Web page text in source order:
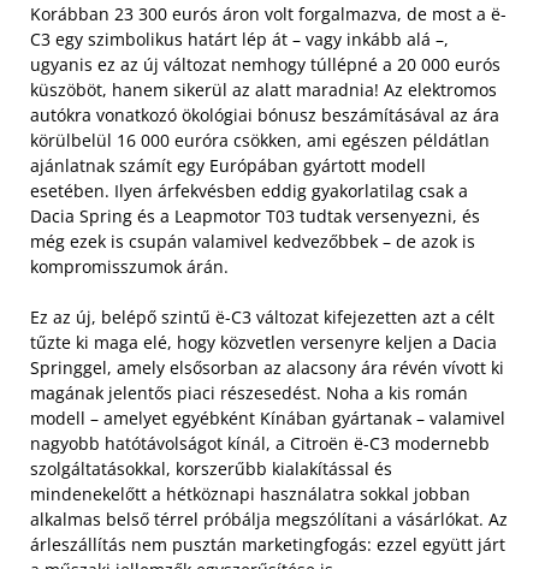
Korábban 23 300 eurós áron volt forgalmazva, de most a ë-
C3 egy szimbolikus határt lép át – vagy inkább alá –,
ugyanis ez az új változat nemhogy túllépné a 20 000 eurós
küszöböt, hanem sikerül az alatt maradnia! Az elektromos
autókra vonatkozó ökológiai bónusz beszámításával az ára
körülbelül 16 000 euróra csökken, ami egészen példátlan
ajánlatnak számít egy Európában gyártott modell
esetében. Ilyen árfekvésben eddig gyakorlatilag csak a
Dacia Spring és a Leapmotor T03 tudtak versenyezni, és
még ezek is csupán valamivel kedvezőbbek – de azok is
kompromisszumok árán.
Ez az új, belépő szintű ë-C3 változat kifejezetten azt a célt
tűzte ki maga elé, hogy közvetlen versenyre keljen a Dacia
Springgel, amely elsősorban az alacsony ára révén vívott ki
magának jelentős piaci részesedést. Noha a kis román
modell – amelyet egyébként Kínában gyártanak – valamivel
nagyobb hatótávolságot kínál, a Citroën ë-C3 modernebb
szolgáltatásokkal, korszerűbb kialakítással és
mindenekelőtt a hétköznapi használatra sokkal jobban
alkalmas belső térrel próbálja megszólítani a vásárlókat. Az
árleszállítás nem pusztán marketingfogás: ezzel együtt járt